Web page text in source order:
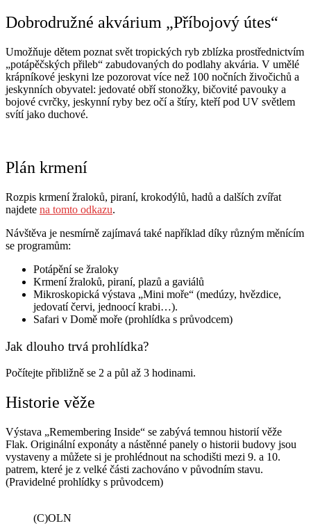
Dobrodružné akvárium „Příbojový útes“
Umožňuje dětem poznat svět tropických ryb zblízka prostřednictvím
„potápěčských přileb“ zabudovaných do podlahy akvária. V umělé
krápníkové jeskyni lze pozorovat více než 100 nočních živočichů a
jeskynních obyvatel: jedovaté obří stonožky, bičovité pavouky a
bojové cvrčky, jeskynní ryby bez očí a štíry, kteří pod UV světlem
svítí jako duchové.
Plán krmení
Rozpis krmení žraloků, piraní, krokodýlů, hadů a dalších zvířat
najdete na tomto odkazu.
Návštěva je nesmírně zajímavá také například díky různým měnícím
se programům:
Potápění se žraloky
Krmení žraloků, piraní, plazů a gaviálů
Mikroskopická výstava „Mini moře“ (medúzy, hvězdice,
jedovatí červi, jednoocí krabi…).
Safari v Domě moře (prohlídka s průvodcem)
Jak dlouho trvá prohlídka?
Počítejte přibližně se 2 a půl až 3 hodinami.
Historie věže
Výstava „Remembering Inside“ se zabývá temnou historií věže
Flak. Originální exponáty a nástěnné panely o historii budovy jsou
vystaveny a můžete si je prohlédnout na schodišti mezi 9. a 10.
patrem, které je z velké části zachováno v původním stavu.
(Pravidelné prohlídky s průvodcem)
(C)OLN